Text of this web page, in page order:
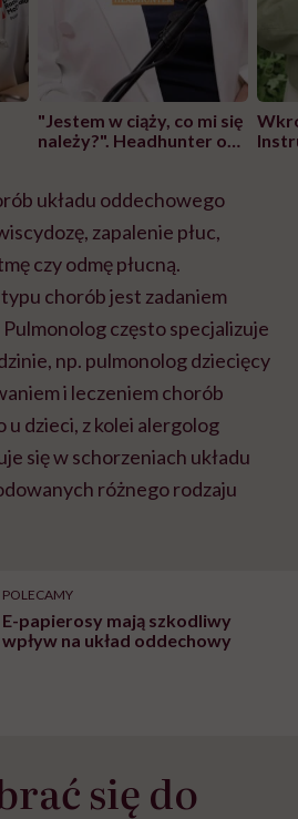
"Jestem w ciąży, co mi się
należy?". Headhunter o
pracy
układu oddechowego
zapalenie płuc,
czy odmę płucną.
chorób jest zadaniem
często specjalizuje
np. pulmonolog dziecięcy
i leczeniem chorób
u dzieci, z kolei alergolog
się w schorzeniach układu
różnego rodzaju
POLECAMY
E-papierosy mają szkodliwy
wpływ na układ oddechowy
się do